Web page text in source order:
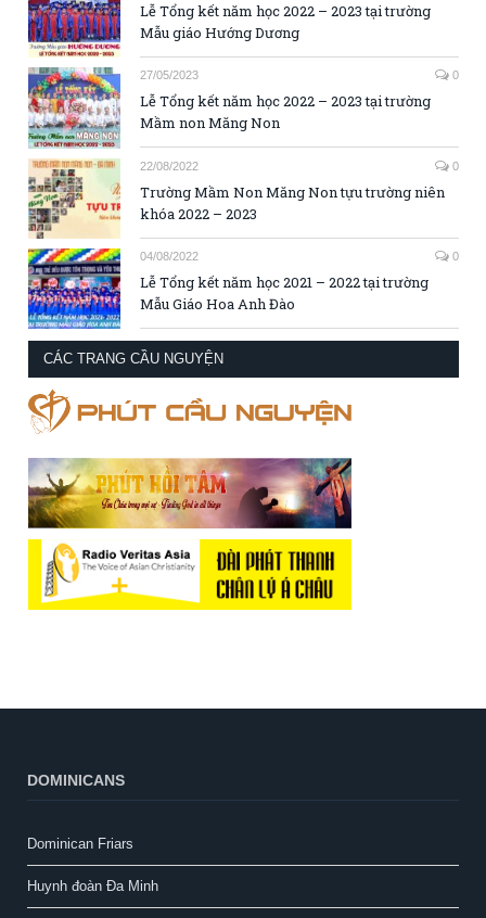
Lễ Tổng kết năm học 2022 – 2023 tại trường
Mẫu giáo Hướng Dương
27/05/2023 0
Lễ Tổng kết năm học 2022 – 2023 tại trường
Mầm non Măng Non
22/08/2022 0
Trường Mầm Non Măng Non tựu trường niên
khóa 2022 – 2023
04/08/2022 0
Lễ Tổng kết năm học 2021 – 2022 tại trường
Mẫu Giáo Hoa Anh Đào
CÁC TRANG CẦU NGUYỆN
DOMINICANS
Dominican Friars
Huynh đoàn Đa Minh